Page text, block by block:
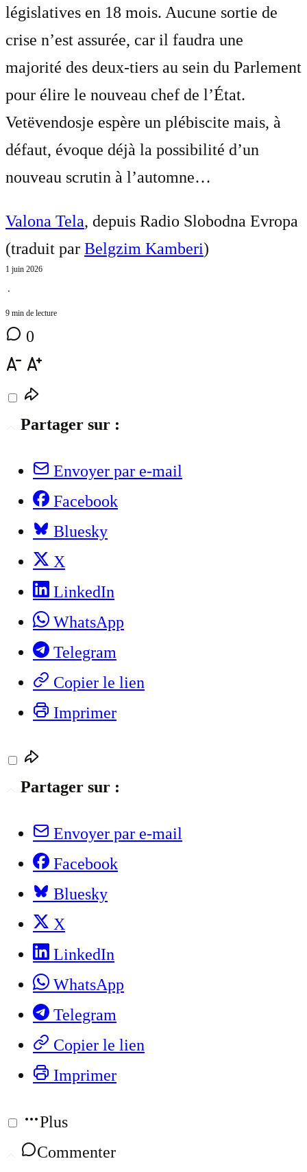
législatives en 18 mois. Aucune sortie de
crise n’est assurée, car il faudra une
majorité des deux-tiers au sein du Parlement
pour élire le nouveau chef de l’État.
Vetëvendosje espère un plébiscite mais, à
défaut, évoque déjà la possibilité d’un
nouveau scrutin à l’automne…
Valona Tela, depuis Radio Slobodna Evropa
(traduit par Belgzim Kamberi)
1 juin 2026
⋅
9 min de lecture
0
Partager sur :
Envoyer par e-mail
Facebook
Bluesky
X
LinkedIn
WhatsApp
Telegram
Copier le lien
Imprimer
Partager sur :
Envoyer par e-mail
Facebook
Bluesky
X
LinkedIn
WhatsApp
Telegram
Copier le lien
Imprimer
Plus
Commenter